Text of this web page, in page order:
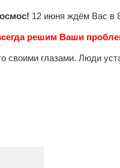
12 июня ждём Вас в
решим Ваши
своими глазами. Люди